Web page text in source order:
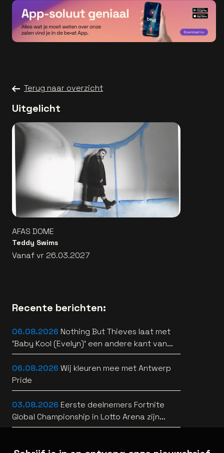
Terug naar overzicht
Uitgelicht
AFAS DOME
Teddy Swims
Vanaf vr 26.03.2027
Recente berichten:
06.08.2026 Nothing But Thieves laat met
'Baby Kool (Evelyn)' een andere kant van
zich horen [video]
06.08.2026 Wij kleuren mee met Antwerp
Pride
03.08.2026 Eerste deelnemers Fortnite
Global Championship in Lotto Arena zijn
bekend